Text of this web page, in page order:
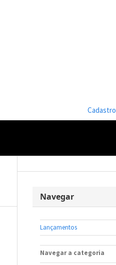
Cadastro
Navegar
Lançamentos
Navegar a categoria